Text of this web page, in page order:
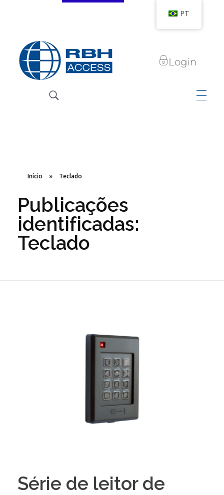
Login
Início » Teclado
Publicações
identificadas:
Teclado
Série de leitor de
PT